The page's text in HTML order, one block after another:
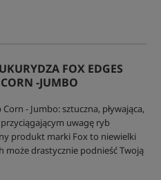
FOX EDGES
-JUMBO
- Jumbo: sztuczna, pływająca,
uwagę ryb
produkt marki Fox to niewielki
drastycznie podnieść Twoją